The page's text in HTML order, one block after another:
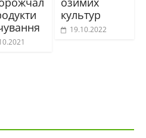
культур
19.10.2022